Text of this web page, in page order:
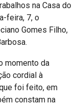
na Casa do
feira, 7, o
Gomes Filho,
momento da
cordial à
foi feito, em
constam na